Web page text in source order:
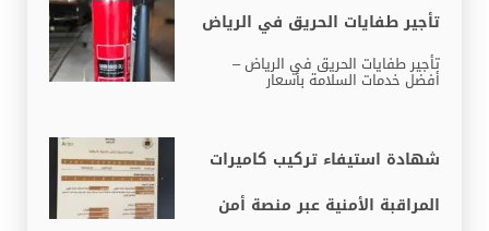
تأجير طفايات الحريق في الرياض
تأجير طفايات الحريق في الرياض –
أفضل خدمات السلامة بأسعار
شهادة استيفاء تركيب كاميرات
المراقبة الأمنية عبر منصة أمن